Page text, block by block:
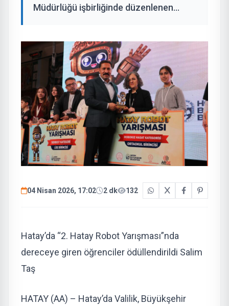
Müdürlüğü işbirliğinde düzenlenen...
04 Nisan 2026, 17:02 2 dk 132
Hatay’da “2. Hatay Robot Yarışması”nda
dereceye giren öğrenciler ödüllendirildi Salim
Taş
HATAY (AA) – Hatay’da Valilik, Büyükşehir